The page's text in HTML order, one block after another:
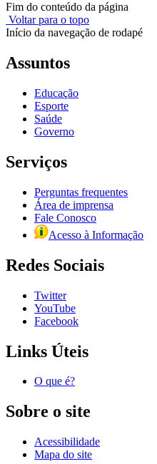
Fim do conteúdo da página
Voltar para o topo
Início da navegação de rodapé
Assuntos
Educação
Esporte
Saúde
Governo
Serviços
Perguntas frequentes
Área de imprensa
Fale Conosco
Acesso à Informação
Redes Sociais
Twitter
YouTube
Facebook
Links Úteis
O que é?
Sobre o site
Acessibilidade
Mapa do site